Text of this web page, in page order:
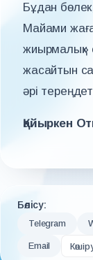
Бұдан
Майами
жиырмалық»
жасайтын
әрі
Қайыркен
Бөлісу:
Telegram
Email